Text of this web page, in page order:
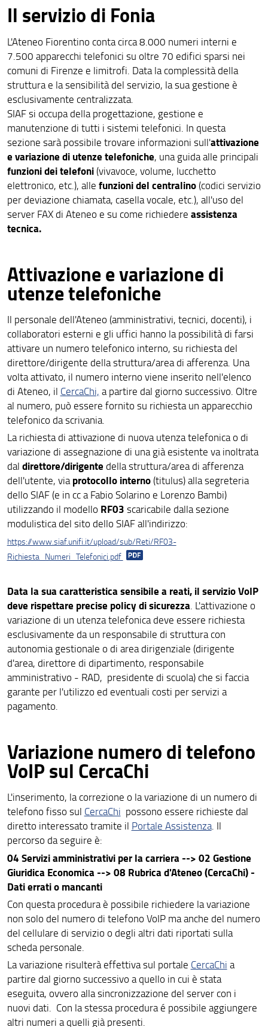
Il servizio di Fonia
L'Ateneo Fiorentino conta circa 8.000 numeri interni e
7.500 apparecchi telefonici su oltre 70 edifici sparsi nei
comuni di Firenze e limitrofi. Data la complessità della
struttura e la sensibilità del servizio, la sua gestione è
esclusivamente centralizzata.
SIAF si occupa della progettazione, gestione e
manutenzione di tutti i sistemi telefonici. In questa
sezione sarà possibile trovare informazioni sull'attivazione
e variazione di utenze telefoniche, una guida alle principali
funzioni dei telefoni(vivavoce, volume, lucchetto
elettronico, etc.), alle funzioni del centralino(codici servizio
per deviazione chiamata, casella vocale, etc.), all'uso del
server FAX di Ateneo e su come richiedere assistenza
tecnica.
Attivazione e variazione di
utenze telefoniche
Il personale dell'Ateneo (amministrativi, tecnici, docenti), i
collaboratori esterni e gli uffici hanno la possibilità di farsi
attivare un numero telefonico interno, su richiesta del
direttore/dirigente della struttura/area di afferenza. Una
volta attivato, il numero interno viene inserito nell'elenco
di Ateneo, il CercaChi, a partire dal giorno successivo. Oltre
al numero, può essere fornito su richiesta un apparecchio
telefonico da scrivania.
La richiesta di attivazione di nuova utenza telefonica o di
variazione di assegnazione di una già esistente va inoltrata
dal direttore/dirigente della struttura/area di afferenza
dell'utente, viaprotocollo interno(titulus) alla segreteria
dello SIAF (e in cc a Fabio Solarino e Lorenzo Bambi)
utilizzando il modello RF03 scaricabile dalla sezione
modulistica del sito dello SIAF all'indirizzo:
https://www.siaf.unifi.it/upload/sub/Reti/RF03-
Richiesta_Numeri_Telefonici.pdf
Data la sua caratteristica sensibile a reati, il servizio VoIP
deve rispettare precise policy di sicurezza. L'attivazione o
variazione di un utenza telefonica deve essere richiesta
esclusivamente da un responsabile di struttura con
autonomia gestionale o di area dirigenziale (dirigente
d'area, direttore di dipartimento, responsabile
amministrativo - RAD, presidente di scuola) che si faccia
garante per l'utilizzo ed eventuali costi per servizi a
pagamento.
Variazione numero di telefono
VoIP sul CercaChi
L'inserimento, la correzione o la variazione di un numero di
telefono fisso sul CercaChi possono essere richieste dal
diretto interessato tramite il Portale Assistenza. Il
percorso da seguire è:
04 Servizi amministrativi per la carriera --> 02 Gestione
Giuridica Economica --> 08 Rubrica d'Ateneo (CercaChi) -
Dati errati o mancanti
Con questa procedura è possibile richiedere la variazione
non solo del numero di telefono VoIP ma anche del numero
del cellulare di servizio o degli altri dati riportati sulla
scheda personale.
La variazione risulterà effettiva sul portale CercaChi a
partire dal giorno successivo a quello in cui è stata
eseguita, ovvero alla sincronizzazione del server con i
nuovi dati. Con la stessa procedura é possibile aggiungere
altri numeri a quelli già presenti.
File Service: Olmo e Tiglio
Transizione Digitale
Fonia di Ateneo - UnifiVoip
ICDL: patente europea del computer
Siti Web
Richiesta di certificati TLS
Catalogo video
Manuali e istruzioni utente